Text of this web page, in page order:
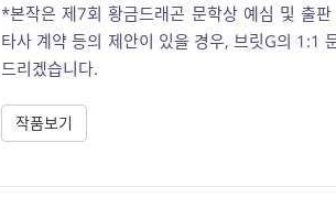
*본작은 제7회 황금드래곤 문학상 예심 및 출
타사 계약 등의 제안이 있을 경우, 브릿G의 1:1
드리겠습니다.
작품보기